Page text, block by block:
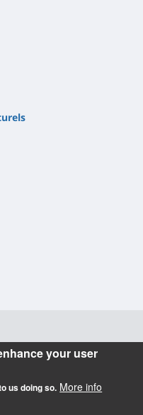
your user
us doing so. More info